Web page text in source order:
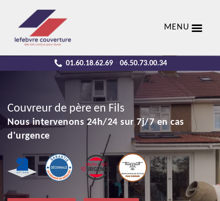
MENU
01.60.18.62.69 - 06.50.73.00.34
Couvreur de père en Fils
Nous intervenons 24h/24 sur 7j/7 en cas
d'urgence